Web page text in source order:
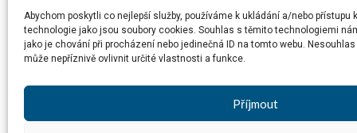
Abychom poskytli co nejlepší služby, používáme k ukládání a/nebo
technologie jako jsou soubory cookies. Souhlas s těmito technologiemi
jako je chování při procházení nebo jedinečná ID na tomto webu.
může nepříznivě ovlivnit určité vlastnosti a funkce.
Příjmout